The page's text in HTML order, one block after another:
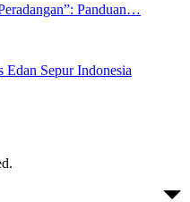
Panduan…
Sepur Indonesia